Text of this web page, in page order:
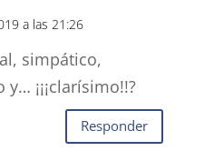
a las 21:26
simpático,
¡¡¡clarísimo!!?
Responder